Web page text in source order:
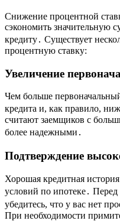
Снижение процентной
сэкономить значительную
кредиту․ Существует
процентную ставку:
Увеличение
Чем больше
кредита и, как правило,
считают заемщиков с
более надежными․
Подтверждение
Хорошая кредитная
условий по ипотеке․ Перед
убедитесь, что у вас нет
При необходимости